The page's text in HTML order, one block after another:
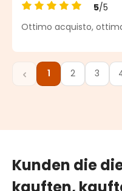
Durchschnittliche
5/5
Ottimo acquisto,
Seite
1 Seite
2 Seite
3
Kunden die
kauften,